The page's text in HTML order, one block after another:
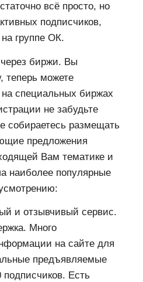
всё просто, но
подписчиков,
группе ОК.
биржи. Вы
теперь можете
на специальных биржах
не забудьте
собираетесь размещать
предложения
Вам тематике и
наиболее популярные
и отзывчивый сервис.
Много
на сайте для
предъявляемые
Есть